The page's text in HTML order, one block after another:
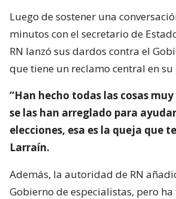
Luego de sostener una
minutos con el secretario de
RN lanzó sus dardos contra el
que tiene un reclamo central en su
“Han hecho todas las cosas
se las han arreglado para
elecciones, esa es la queja que
Larraín.
Además, la autoridad de RN
Gobierno de especialistas, pero